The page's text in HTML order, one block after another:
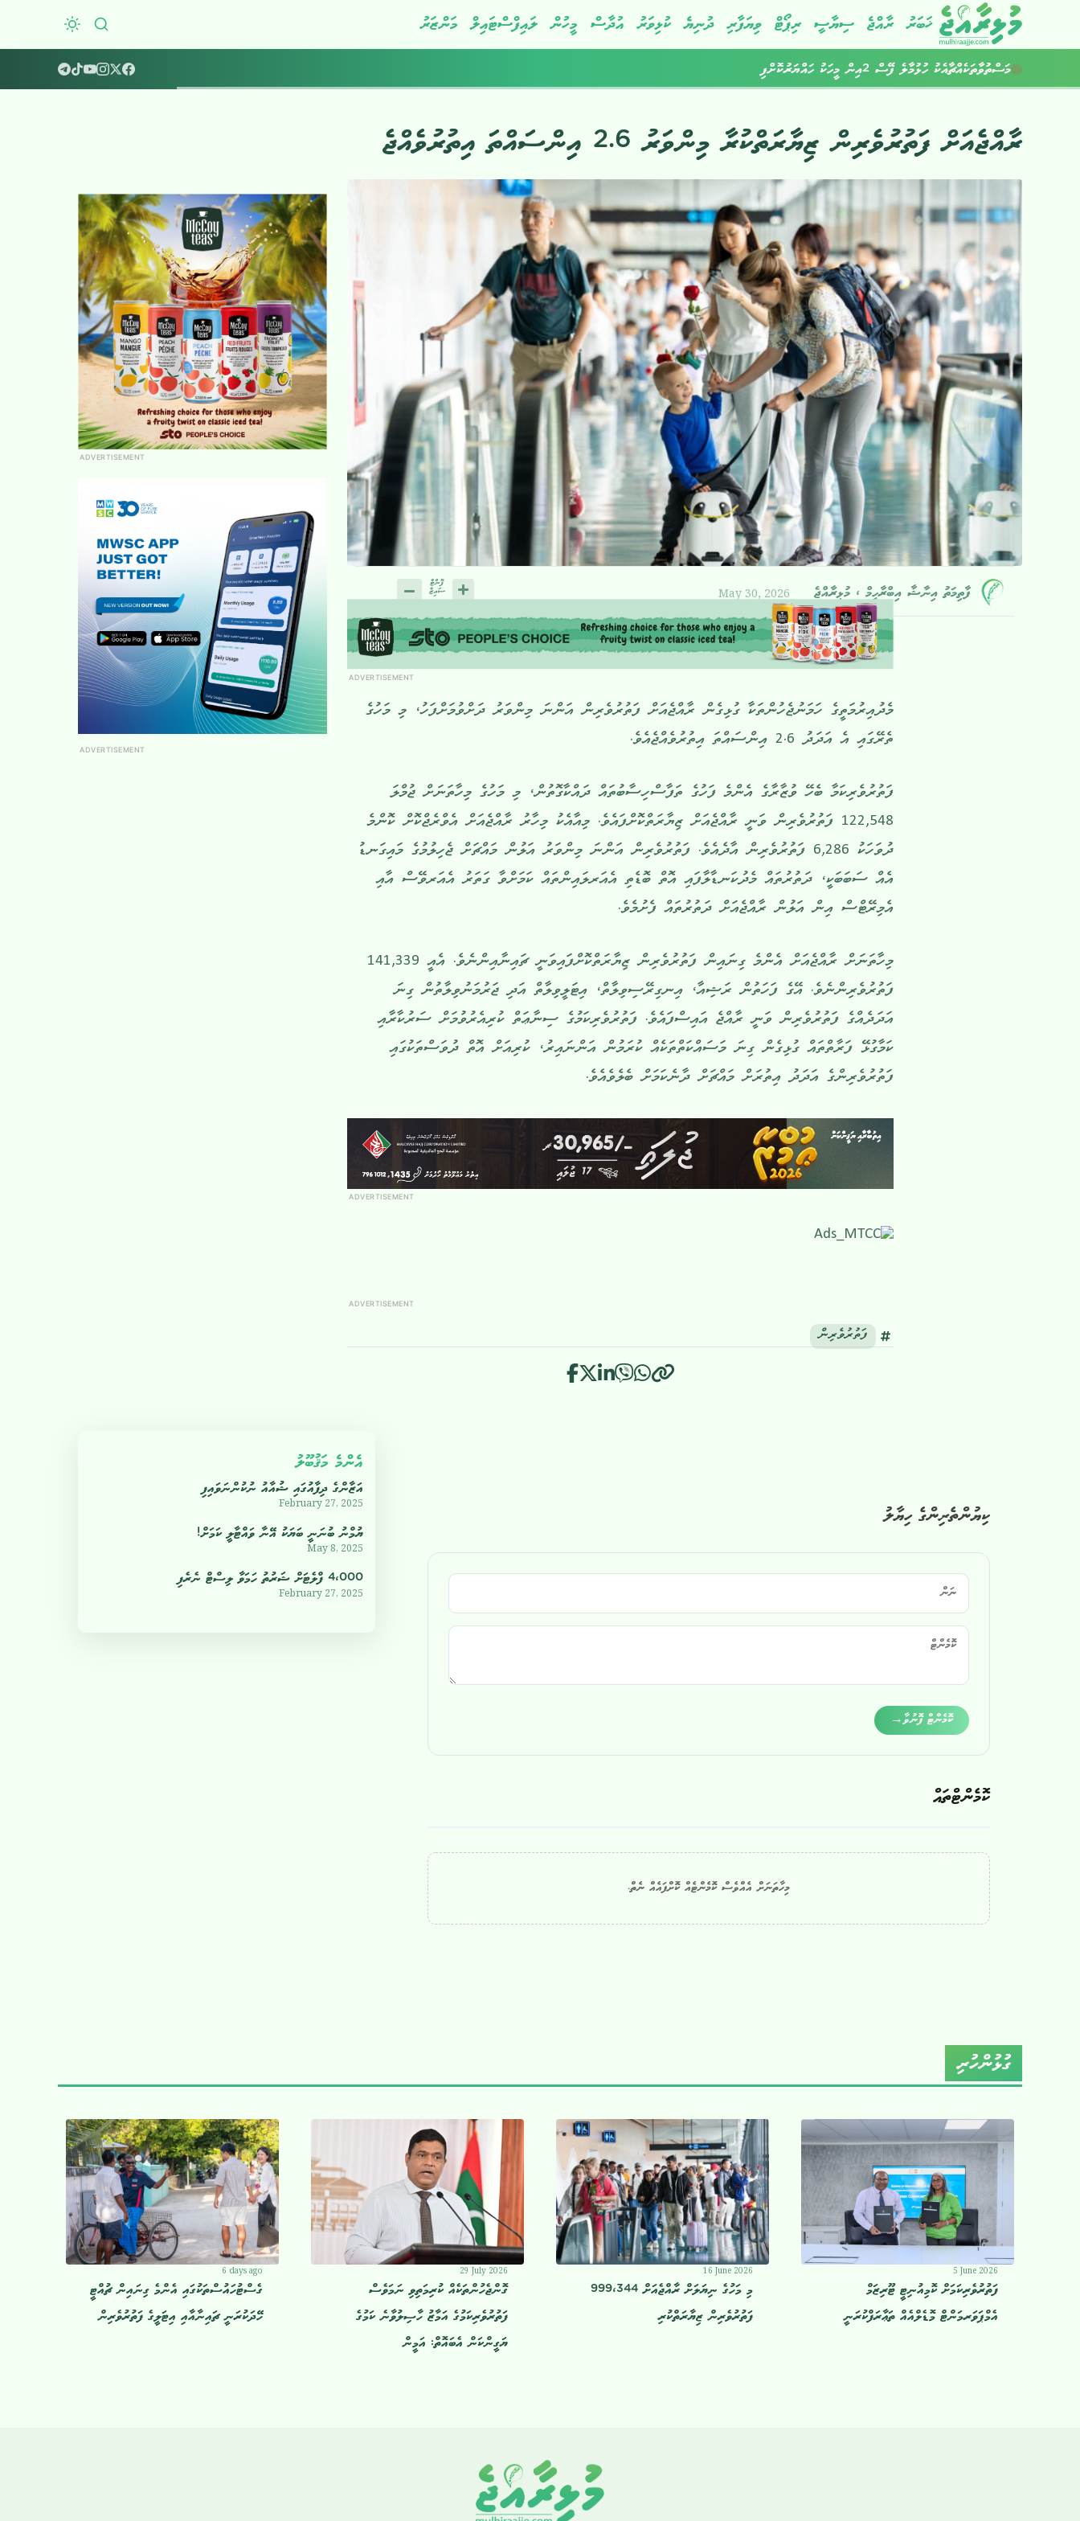
ޚަބަރު ރާއްޖެ ސިޔާސީ ރިޕޯޓް ވިޔަފާރި ދުނިޔެ ކުޅިވަރު އުދާސް މީހުން ލައިފްސްޓައިލް މަންޒަރު
ކުރިއަށްއޮތް ހަފުތާގައިވެސް މޫސުން ގޯސް
މަސްތުވާތަކެއްޗާއެކު ހުޅުމާލެ ފޭސް 2އިން މީހަކު ހައްޔަރުކޮށްފި
ރާއްޖެއަށް ފަތުރުވެރިން ޒިޔާރަތްކުރާ މިންވަރު 2.6 އިންސައްތަ އިތުރުވެއްޖެ
ފާތިމަތު އިނާޝާ އިބްރާހީމް ، މުޅިރާއްޖެ May 30, 2026
ADVERTISEMENT
މެދުއިރުމަތީގެ ހަމަނުޖެހުންތަކާ ގުޅިގެން ރާއްޖެއަށް ފަތުރުވެރިން އަންނަ މިންވަރު ދަށްވުމަށްފަހު، މި މަހުގެ
ތެރޭގައި އެ އަދަދު 2.6 އިންސައްތަ އިތުރުވެއްޖެއެވެ.
ފަތުރުވެރިކަމާ ބެހޭ ވުޒާރާގެ އެންމެ ފަހުގެ ތަފާސްހިސާބުތައް ދައްކާގޮތުން، މި މަހުގެ މިހާތަނަށް ޖުމްލަ
122,548 ފަތުރުވެރިން ވަނީ ރާއްޖެއަށް ޒިޔާރަތްކޮށްފައެވެ. މިއާއެކު މިހާރު ރާއްޖެއަށް އެވްރެޖްކޮށް ކޮންމެ
ދުވަހަކު 6,286 ފަތުރުވެރިން އާދެއެވެ. ފަތުރުވެރިން އަންނަ މިންވަރު އަލުން މައްޗަށް ޖެހިލުމުގެ މައިގަނޑު
އެއް ސަބަބަކީ، ދަތުރުތައް މެދުކަނޑާލާފައި އޮތް ބޮޑެތި އެއަރލައިންތައް ކަމަށްވާ ގަތަރު އެއަރވޭސް އާއި
އެމިރޭޓްސް އިން އަލުން ރާއްޖެއަށް ދަތުރުތައް ފެށުމެވެ.
މިހާތަނަށް ރާއްޖެއަށް އެންމެ ގިނައިން ފަތުރުވެރިން ޒިޔާރަތްކޮށްފައިވަނީ ޗައިނާއިންނެވެ. އެއީ 141,339
ފަތުރުވެރިންނެވެ. އޭގެ ފަހަތުން ރަޝިއާ، އިނގިރޭސިވިލާތް، އިޓަލީވިލާތް އަދި ޖަރުމަނުވިލާތުން ގިނަ
އަދަދެއްގެ ފަތުރުވެރިން ވަނީ ރާއްޖެ އައިސްފައެވެ. ފަތުރުވެރިކަމުގެ ސިނާޢަތް ކުރިއެރުވުމަށް ސަރުކާރާއި
ކަމާގުޅޭ ފަރާތްތައް ގުޅިގެން ގިނަ މަސައްކަތްތަކެއް ކުރަމުން އަންނައިރު، ކުރިއަށް އޮތް ދުވަސްތަކުގައި
ފަތުރުވެރިންގެ އަދަދު އިތުރަށް މައްޗަށް ދާނެކަމަށް ބެލެވެއެވެ.
ADVERTISEMENT
ADVERTISEMENT
ފަތުރުވެރިން
ADVERTISEMENT
ADVERTISEMENT
ކިޔުންތެރިންގެ ހިޔާލު
ކޮމެންޓް ފޮނުވާ→
ކޮމެންޓްތައް
މިހާތަނަށް އެއްވެސް ކޮމެންޓެއް ކޮށްފައެއް ނެތް.
އެންމެ މަޤުބޫލު
އަޒާންގެ ދިފާއުގައި ޝުއާއު ނުކުންނަވައިފި
February 27, 2025
ޔުމްނު ބުނަނީ ބަޔަކު އޭނާ ވައްޓާލީ ކަމަށް!
May 8, 2025
4،000 ފްލެޓަށް ޝަރުތު ހަމަވާ ލިސްޓް ނެރެފި
February 27, 2025
ގުޅުންހުރި
6 days ago
ގެސްޓުހައުސްތަކުގައި އެންމެ ގިނައިން ޗުއްޓީ
ހޭދަކުރަނީ ޗައިނާއާއި އިޓަލީގެ ފަތުރުވެރިން
29 July 2026
ގޮންޖެހުންތަކެއް ކުރިމަތިވި ނަމަވެސް
ފަތުރުވެރިކަމުގެ އަމާޒު ހާސިލުވާނެ ކަމުގެ
ޔަގީންކަން އެބައޮތް: އަމީން
16 June 2026
މި މަހުގެ ނިޔަލަށް ރާއްޖެއަށް 999،344
ފަތުރުވެރިން ޒިޔާރަތްކުރި
5 June 2026
ފަތުރުވެރިކަމަށް ކޮމިއުނިޓީ ޓޫރިޒަމް
އެމްޕަވަރމަންޓް މޮޑެލްއެއް ތަޢާރަފްކުރަނީ